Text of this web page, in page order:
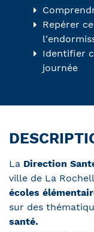
Repérer
Identifier
journée
La Direction
ville de La
écoles
sur des
santé.